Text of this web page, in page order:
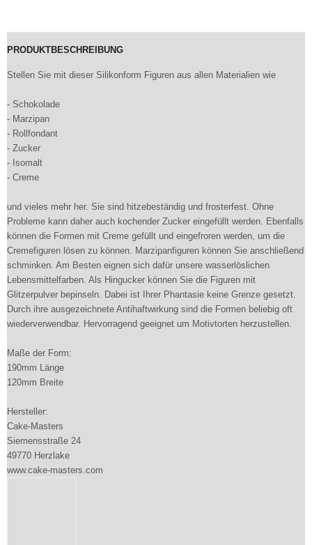
PRODUKTBESCHREIBUNG
Stellen Sie mit dieser Silikonform Figuren aus allen Materialien wie
- Schokolade
- Marzipan
- Rollfondant
- Zucker
- Isomalt
- Creme
und vieles mehr her. Sie sind hitzebeständig und frosterfest. Ohne
Probleme kann daher auch kochender Zucker eingefüllt werden. Ebenfalls
können die Formen mit Creme gefüllt und eingefroren werden, um die
Cremefiguren lösen zu können. Marzipanfiguren können Sie anschließend
schminken. Am Besten eignen sich dafür unsere wasserlöslichen
Lebensmittelfarben. Als Hingucker können Sie die Figuren mit
Glitzerpulver bepinseln. Dabei ist Ihrer Phantasie keine Grenze gesetzt.
Durch ihre ausgezeichnete Antihaftwirkung sind die Formen beliebig oft
wiederverwendbar. Hervorragend geeignet um Motivtorten herzustellen.
Maße der Form:
190mm Länge
120mm Breite
Hersteller:
Cake-Masters
Siemensstraße 24
49770 Herzlake
www.cake-masters.com